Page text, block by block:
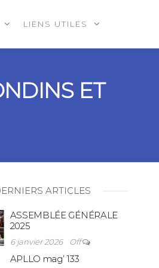
LIENS UTILES
ET
ARTICLES
ASSEMBLÉE GÉNÉRALE
2025
6 janvier 2026 Off
APLLO mag’ 133